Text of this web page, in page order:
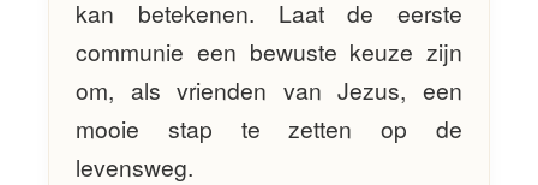
kan betekenen. Laat de eerste
communie een bewuste keuze zijn
om, als vrienden van Jezus, een
mooie stap te zetten op de
levensweg.